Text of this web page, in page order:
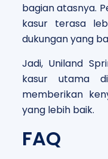
bagian atasnya.
kasur terasa
dukungan yang
Jadi, Uniland
kasur utama
memberikan
yang lebih baik.
FAQ